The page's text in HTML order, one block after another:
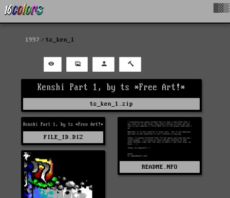
1997 ts_ken_1
ts_ken_1.zip
FILE_ID.DIZ
README.NFO